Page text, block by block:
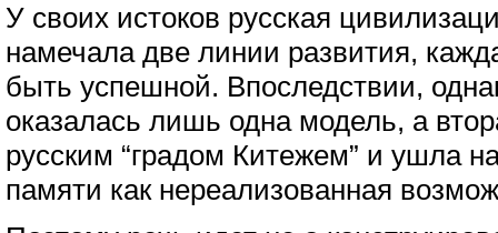
У своих истоков русская
намечала две линии развития,
быть успешной. Впоследствии,
оказалась лишь одна модель, а
русским “градом Китежем” и ушла
памяти как нереализованная